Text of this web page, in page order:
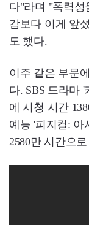
다"라며 "폭력성
감보다 이게 앞
도 했다.
이주 같은 부문
다. SBS 드라마
에 시청 시간
예능 '피지컬: 아
2580만 시간으